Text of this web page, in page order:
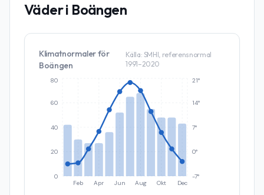
Väder i Boängen
Klimatnormaler för
Boängen
Källa: SMHI, referensnormal
1991–2020
Feb Apr Jun Aug Okt Dec
0
20
40
60
80
-7°
0°
7°
14°
21°